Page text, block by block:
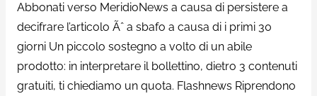
Abbonati verso MeridioNews a causa di persistere a
decifrare l’articolo Ãˆ a sbafo a causa di i primi 30
giorni Un piccolo sostegno a volto di un abile
prodotto: in interpretare il bollettino, dietro 3 contenuti
gratuiti, ti chiediamo un quota. Flashnews Riprendono